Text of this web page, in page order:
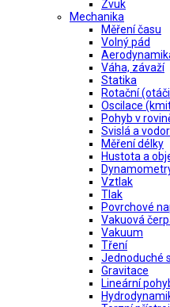
Zvuk
Mechanika
Měření času
Volný pád
Váha, závaží
Statika
Rotační
Oscilace
Pohyb v
Svislá a
Měření délky
Hustota a
Vztlak
Tlak
Povrchové
Vakuová
Vakuum
Tření
Jednoduché
Gravitace
Lineární